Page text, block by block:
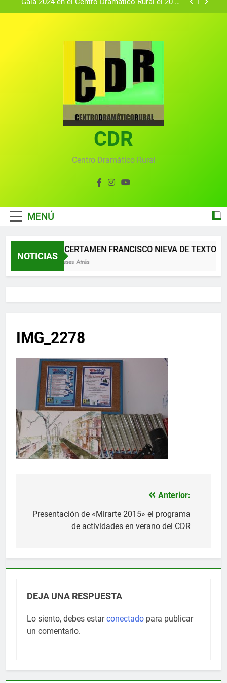
Gala 2024 en el Centro Dramático Rural el 20 de
convocado por el Centro Dramático Rural de Mira
(Cuenca)
Gala anual virtual del Centro Dramático Rural de
Gala del Centro Dramático Rural 2025
Gala 2024 en el Centro Dramático Rural el 20 de
Textos seleccionados en el VI Certamen
Francisco Nieva de piezas breves teatrales
convocado por el Centro Dramático Rural de Mira
Gala anual virtual del Centro Dramático Rural de
CDR
Centro Dramático Rural
MENÚ
NOTICIAS
XII CERTAMEN FRANCISCO NIEVA DE TEXTOS
2 Meses Atrás
IMG_2278
de
Anterior:
Presentación de «Mirarte 2015» el programa
de actividades en verano del CDR
DEJA UNA RESPUESTA
Lo siento, debes estarconectado para publicar
un comentario.